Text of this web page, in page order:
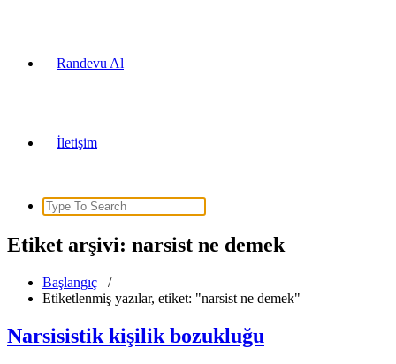
Randevu Al
İletişim
Search
for:
Etiket arşivi: narsist ne demek
Başlangıç /
Etiketlenmiş yazılar, etiket: "narsist ne demek"
Narsisistik kişilik bozukluğu